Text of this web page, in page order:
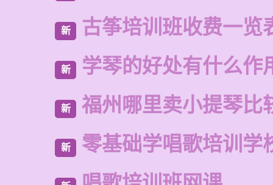
新 古筝培训班收费一览
新 学琴的好处有什么作
新 福州哪里卖小提琴比
新 零基础学唱歌培训学